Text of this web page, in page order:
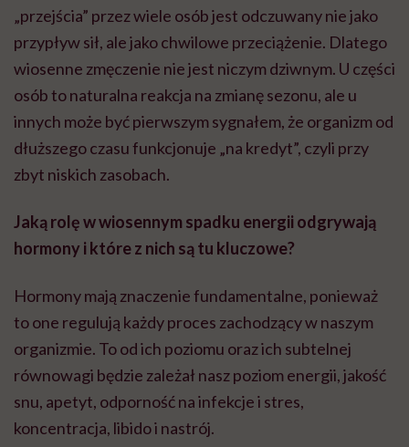
„przejścia” przez wiele osób jest odczuwany nie jako
przypływ sił, ale jako chwilowe przeciążenie. Dlatego
wiosenne zmęczenie nie jest niczym dziwnym. U części
osób to naturalna reakcja na zmianę sezonu, ale u
innych może być pierwszym sygnałem, że organizm od
dłuższego czasu funkcjonuje „na kredyt”, czyli przy
zbyt niskich zasobach.
Jaką rolę w wiosennym spadku energii odgrywają
hormony i które z nich są tu kluczowe?
Hormony mają znaczenie fundamentalne, ponieważ
to one regulują każdy proces zachodzący w naszym
organizmie. To od ich poziomu oraz ich subtelnej
równowagi będzie zależał nasz poziom energii, jakość
snu, apetyt, odporność na infekcje i stres,
koncentracja, libido i nastrój.